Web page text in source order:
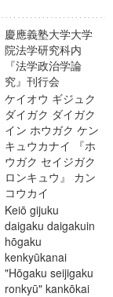
慶應義塾大学大学
院法学研究科内
『法学政治学論
究』刊行会
ケイオウ ギジュク
ダイガク ダイガク
イン ホウガク ケン
キュウカナイ 『ホ
ウガク セイジガク
ロンキュウ』 カン
コウカイ
Keiō gijuku
daigaku daigakuin
hōgaku
kenkyūkanai
"Hōgaku seijigaku
ronkyū" kankōkai